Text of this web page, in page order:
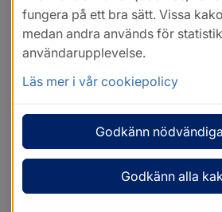
fungera på ett bra sätt. Vissa
medan andra används för
användarupplevelse.
Läs mer i vår cookiepolicy
Godkänn
Godkänn alla